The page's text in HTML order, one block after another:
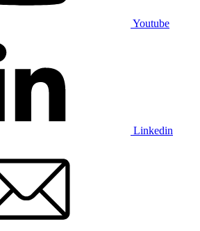
Youtube
Linkedin